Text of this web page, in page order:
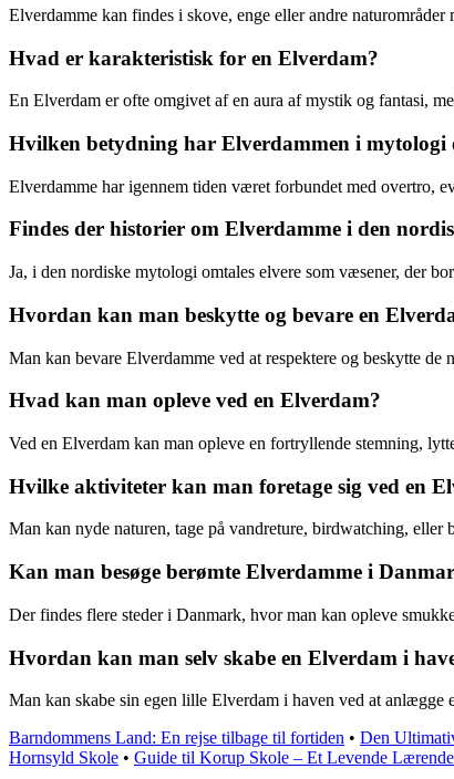
Elverdamme kan findes i skove, enge eller andre
Hvad er karakteristisk for en Elverdam?
En Elverdam er ofte omgivet af en aura af mystik og fantasi,
Hvilken betydning har Elverdammen i mytologi
Elverdamme har igennem tiden været forbundet med overtro,
Findes der historier om Elverdamme i den
Ja, i den nordiske mytologi omtales elvere som væsener, der
Hvordan kan man beskytte og bevare en
Man kan bevare Elverdamme ved at respektere og beskytte
Hvad kan man opleve ved en Elverdam?
Ved en Elverdam kan man opleve en fortryllende stemning,
Hvilke aktiviteter kan man foretage sig ved en
Man kan nyde naturen, tage på vandreture, birdwatching,
Kan man besøge berømte Elverdamme i
Der findes flere steder i Danmark, hvor man kan opleve
Hvordan kan man selv skabe en Elverdam i
Man kan skabe sin egen lille Elverdam i haven ved at
Barndommens Land: En rejse tilbage til fortiden • Den
Hornsyld Skole • Guide til Korup Skole – Et Levende